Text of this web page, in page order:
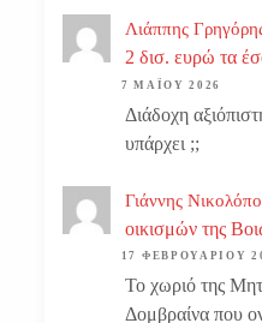
Λιάππης
2 δισ. ευρώ τα
7 ΜΑΪ́ΟΥ 2026
Διάδοχη
υπάρχει ;;
Γιάννης
οικισμών της
17 ΦΕΒΡΟΥΑΡΊΟΥ
Το χωριό της
Δομβραίνα που